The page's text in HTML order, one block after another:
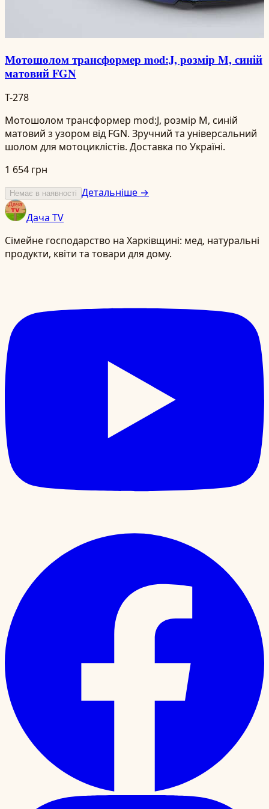
Мотошолом трансформер mod:J, розмір M, синій
матовий FGN
T-278
Мотошолом трансформер mod:J, розмір M, синій
матовий з узором від FGN. Зручний та універсальний
шолом для мотоциклістів. Доставка по Україні.
1 654 грн
Немає в наявності Детальніше →
Дача TV
Сімейне господарство на Харківщині: мед, натуральні
продукти, квіти та товари для дому.